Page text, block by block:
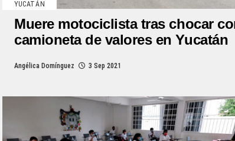
YUCATÁN
Muere motociclista tras chocar
camioneta de valores en Yucatán
Angélica Domínguez 3 Sep 2021